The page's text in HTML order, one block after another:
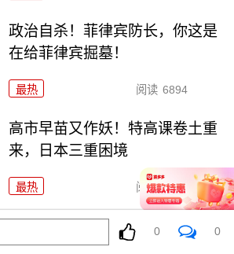
政治自杀！菲律宾防长，你这是
在给菲律宾掘墓！
最热 阅读 6894
高市早苗又作妖！特高课卷土重
来，日本三重困境
最热 阅读 4411
空出世，美航母最强王牌失效
0 0